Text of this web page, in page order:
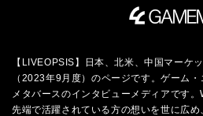
【LIVEOPSIS】日本、北米、中国マーケ
（2023年9月度）のページです。ゲーム
メタバースのインタビューメディアです
先端で活躍されている方の想いを世に広